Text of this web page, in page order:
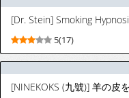
5(17)